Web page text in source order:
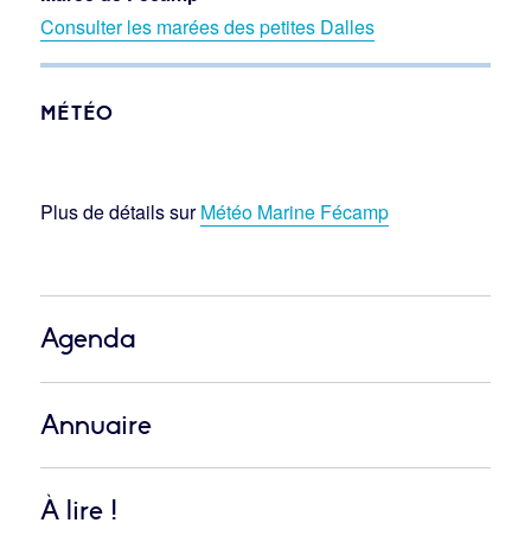
Consulter les marées des petites Dalles
MÉTÉO
Plus de détails surMétéo Marine Fécamp
Agenda
Annuaire
À lire !